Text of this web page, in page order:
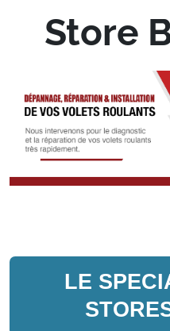
Store
LE